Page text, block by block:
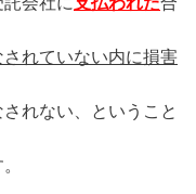
れていない内に損害
れない、ということ